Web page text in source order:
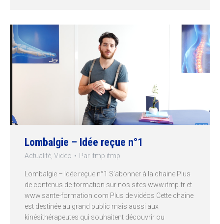
Lombalgie – Idée reçue n°1
Actualité Vidéo Par itmp itmp
Lombalgie – Idée reçue n°1 S’abonner à la chaine Plus
de contenus de formation sur nos sites www.itmp.fr et
www.sante-formation.com Plus de vidéos Cette chaine
est destinée au grand public mais aussi aux
kinésithérapeutes qui souhaitent découvrir ou